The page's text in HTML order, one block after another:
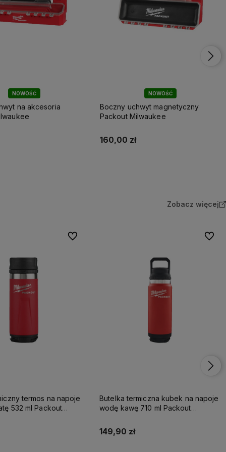
NOWOŚĆ
na akcesoria
NOWOŚĆ
Boczny uchwyt magnetyczny
Packout Milwaukee
160,00 zł
Zobacz więcej
termos na napoje
Do ulubionych
Butelka termiczna kubek na napoje
wodę kawę 710 ml Packout
149,90 zł
Do